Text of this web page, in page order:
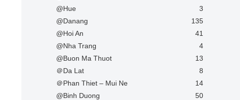
@Hue
3
@Danang
135
@Hoi An
41
@Nha Trang
4
@Buon Ma Thuot
13
＠Da Lat
8
＠Phan Thiet – Mui Ne
14
@Binh Duong
50